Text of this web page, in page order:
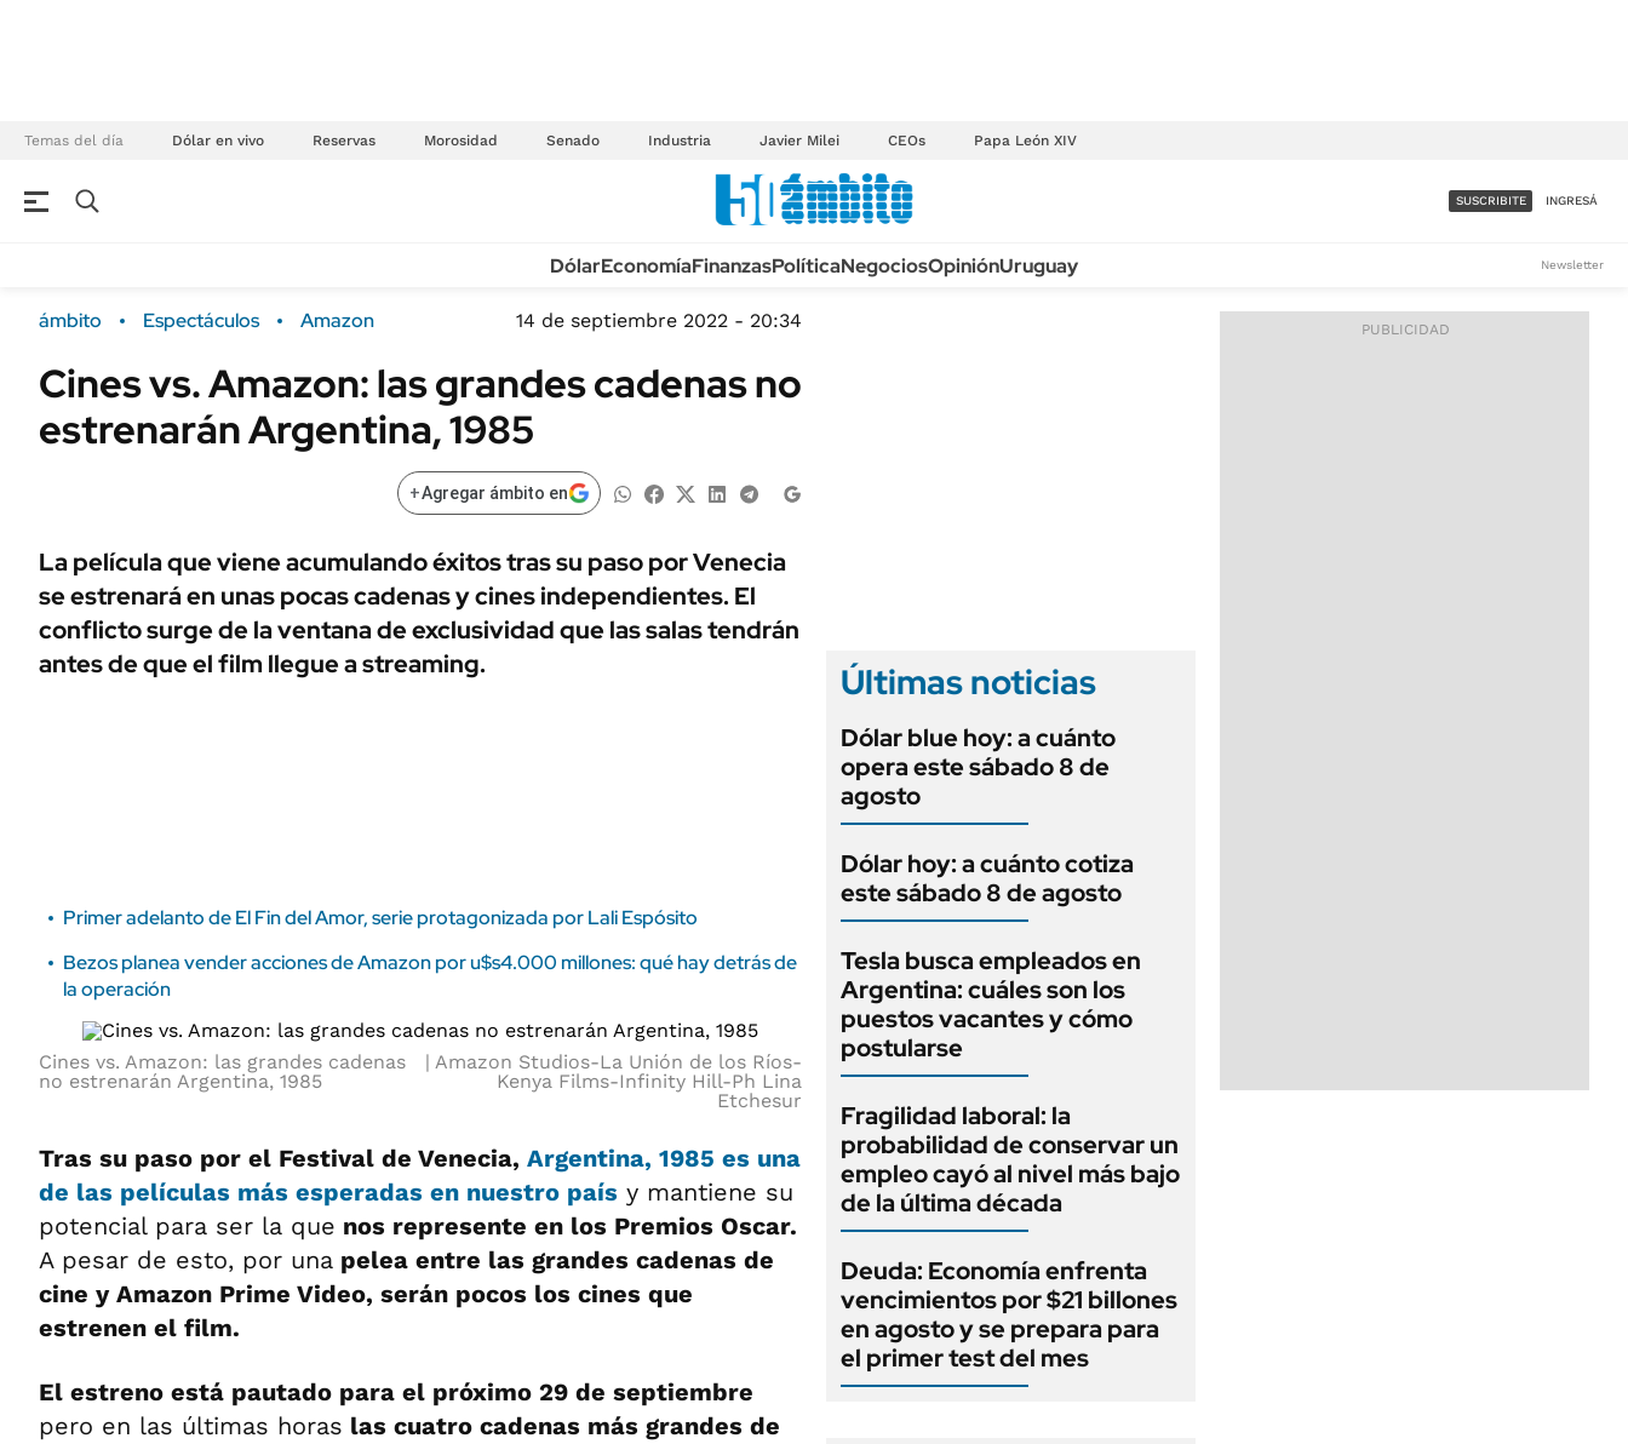
Temas del día Dólar en vivo Reservas Morosidad Senado Industria Javier Milei CEOs Papa León XIV
Campo
FINANZAS
ÁMBITO DEBATE
MEDIAKIT AMBITO DEBATE
Sustentabilidad
Seguros
ENERGY REPORT
POLÍTICA
URUGUAY
TECNOLOGÍA
MÉXICO
MUNDO
LIFESTYLE
AUTOS
ACCESO FULL - $1.800/MES
SUSCRIBITE INGRESÁ
DólarEconomíaFinanzasPolíticaNegociosOpiniónUruguay Newsletter
ámbito Espectáculos Amazon 14 de septiembre 2022 - 20:34
Cines vs. Amazon: las grandes cadenas no
estrenarán Argentina, 1985
+Agregar ámbito en
La película que viene acumulando éxitos tras su paso por Venecia
se estrenará en unas pocas cadenas y cines independientes. El
conflicto surge de la ventana de exclusividad que las salas tendrán
antes de que el film llegue a streaming.
Primer adelanto de El Fin del Amor, serie protagonizada por Lali Espósito
Bezos planea vender acciones de Amazon por u$s4.000 millones: qué hay detrás de
la operación
Cines vs. Amazon: las grandes cadenas
no estrenarán Argentina, 1985
Amazon Studios-La Unión de los Ríos-
Kenya Films-Infinity Hill-Ph Lina
Etchesur
Tras su paso por el Festival de Venecia, Argentina, 1985 es una
de las películas más esperadas en nuestro país y mantiene su
potencial para ser la que nos represente en los Premios Oscar.
A pesar de esto, por una pelea entre las grandes cadenas de
cine y Amazon Prime Video, serán pocos los cines que
estrenen el film.
El estreno está pautado para el próximo 29 de septiembre
pero en las últimas horas las cuatro cadenas más grandes de
Últimas noticias
Dólar blue hoy: a cuánto
opera este sábado 8 de
agosto
Dólar hoy: a cuánto cotiza
este sábado 8 de agosto
Tesla busca empleados en
Argentina: cuáles son los
puestos vacantes y cómo
postularse
Fragilidad laboral: la
probabilidad de conservar un
empleo cayó al nivel más bajo
de la última década
Deuda: Economía enfrenta
vencimientos por $21 billones
en agosto y se prepara para
el primer test del mes